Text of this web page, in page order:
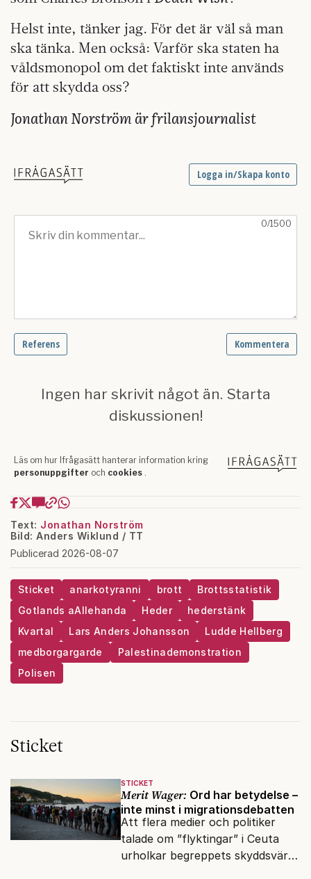
Helst inte, tänker jag. För det är väl så man
ska tänka. Men också: Varför ska staten ha
våldsmonopol om det faktiskt inte används
för att skydda oss?
Jonathan Norström är frilansjournalist
Text: Jonathan Norström
Bild: Anders Wiklund / TT
Publicerad 2026-08-07
Sticket anarkotyranni brott
Brottsstatistik
Gotlands aAllehanda
Heder
hederstänk
Kvartal
Lars Anders Johansson
Ludde Hellberg
medborgargarde
Palestinademonstration
Polisen
Sticket
STICKET
Merit Wager: Ord har betydelse –
inte minst i migrationsdebatten
Att flera medier och politiker
talade om ”flyktingar” i Ceuta
urholkar begreppets skyddsvärde